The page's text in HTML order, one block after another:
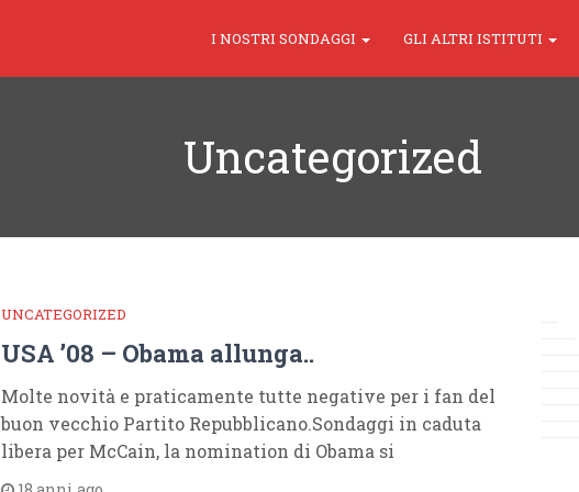
I NOSTRI SONDAGGI GLI ALTRI ISTITUTI
Uncategorized
UNCATEGORIZED
USA ’08 – Obama allunga..
Molte novità e praticamente tutte negative per i fan del
buon vecchio Partito Repubblicano.Sondaggi in caduta
libera per McCain, la nomination di Obama si